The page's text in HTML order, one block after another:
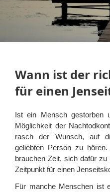
Wann ist der
für einen
Ist ein Mensch
Möglichkeit der
rasch der Wunsch, auf
geliebten Person zu
brauchen Zeit, sich dafür
Zeitpunkt für einen
Für manche Menschen ist